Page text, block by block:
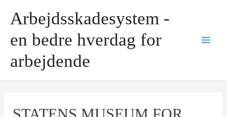
indholdet
Arbejdsskadesystem -
en bedre hverdag for
arbejdende